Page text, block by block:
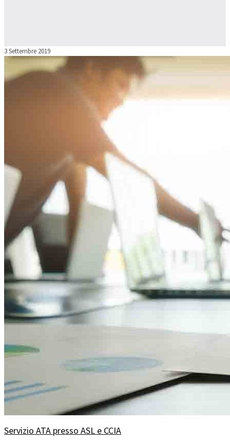
3 Settembre 2019
Servizio ATA presso ASL e CCIA